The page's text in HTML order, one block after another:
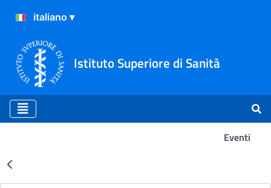
Istituto Superiore di Sanità
Eventi
Risultati della Ricerca -